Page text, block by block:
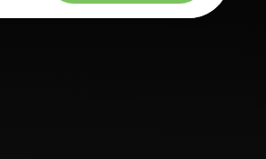
KONTAKT